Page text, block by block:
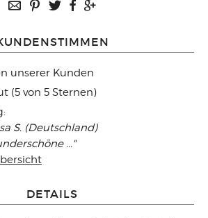
unserer Kunden
(5 von 5 Sternen)
S. (Deutschland)
..."
DETAILS